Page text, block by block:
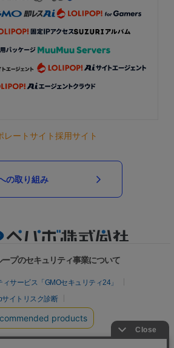
レートサイト採用サイト
の取り組み
プのセキュリティ事業について
サービス「GMOセキュリティ24」
サイトリスク診断
ボット